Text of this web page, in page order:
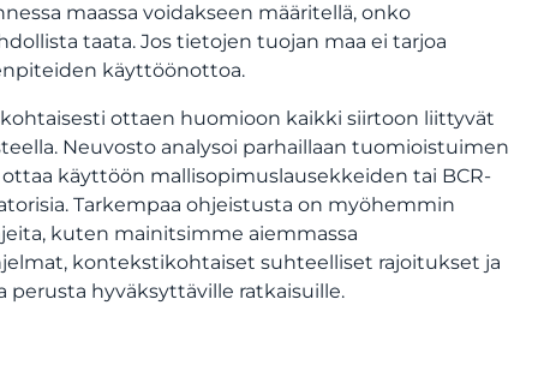
maassa voidakseen määritellä, onko
taata. Jos tietojen tuojan maa ei tarjoa
käyttöönottoa.
ottaen huomioon kaikki siirtoon liittyvät
Neuvosto analysoi parhaillaan tuomioistuimen
käyttöön mallisopimuslausekkeiden tai BCR-
Tarkempaa ohjeistusta on myöhemmin
kuten mainitsimme aiemmassa
kontekstikohtaiset suhteelliset rajoitukset ja
hyväksyttäville ratkaisuille.